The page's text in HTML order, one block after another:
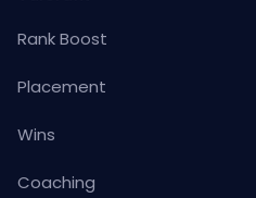
Rank Boost
Placement
Wins
Coaching